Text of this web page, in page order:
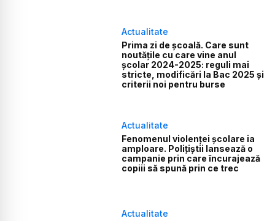
Actualitate
Prima zi de școală. Care sunt
noutățile cu care vine anul
școlar 2024-2025: reguli mai
stricte, modificări la Bac 2025 și
criterii noi pentru burse
Actualitate
Fenomenul violenței școlare ia
amploare. Polițiștii lansează o
campanie prin care încurajează
copiii să spună prin ce trec
Actualitate